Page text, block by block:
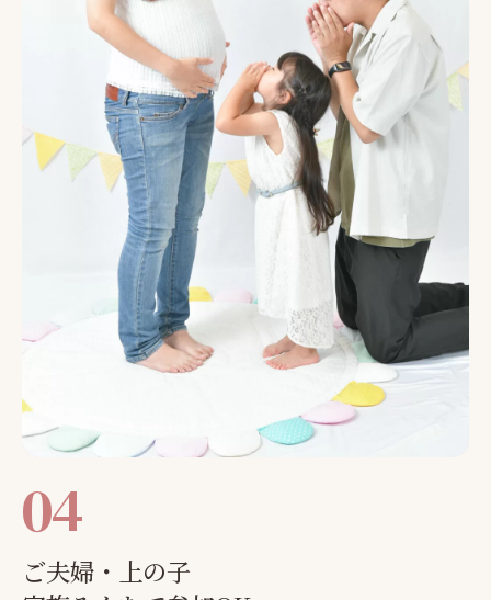
04
ご夫婦・上の子